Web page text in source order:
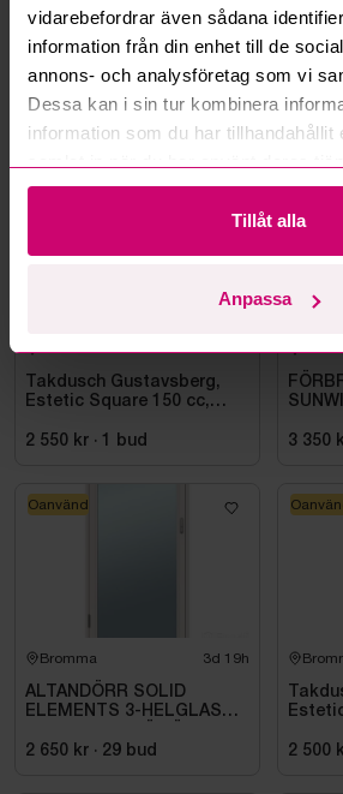
vidarebefordrar även sådana
information från din enhet till de
annons- och analysföretag som vi
Dessa kan i sin tur kombinera
information som du har tillhandahållit
Tillåt alla
Anpassa
Läs fler frågor och
Mer från samma kategori
Bromma 3d 19h
Takdusch Gustavsberg,
Estetic Square 150 cc,
2 550 kr · 1 bud
Oanvänd
3 350
Bromma 3d 19h
ALTANDÖRR SOLID
ELEMENTS 3-HELGLAS
2 650 kr · 29 bud
Oanvänd
2 500